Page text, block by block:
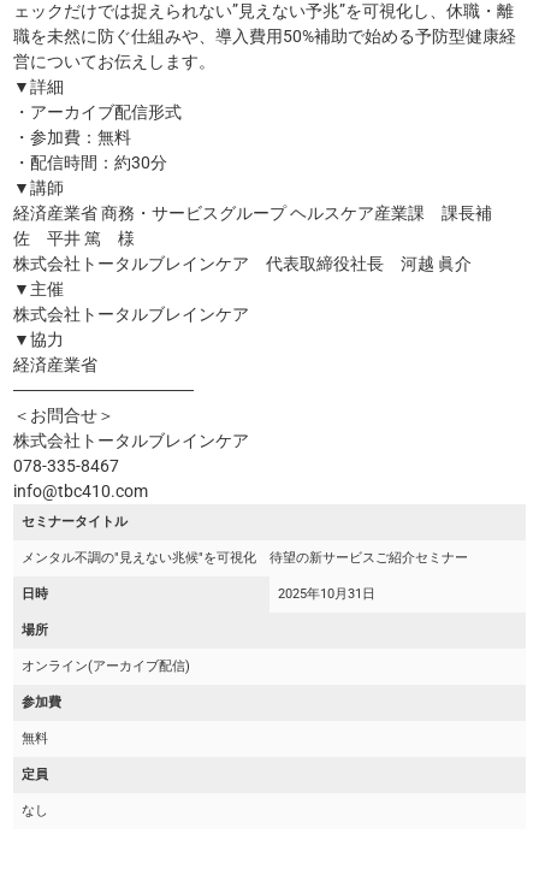
ェックだけでは捉えられない”見えない予兆”を可視化し、休職・離
職を未然に防ぐ仕組みや、導入費用50%補助で始める予防型健康経
営についてお伝えします。
▼詳細
・アーカイブ配信形式
・参加費：無料
・配信時間：約30分
▼講師
経済産業省 商務・サービスグループ ヘルスケア産業課 課長補
佐 平井 篤 様
株式会社トータルブレインケア 代表取締役社長 河越 眞介
▼主催
株式会社トータルブレインケア
▼協力
経済産業省
───────────────
＜お問合せ＞
株式会社トータルブレインケア
078-335-8467
info@tbc410.com
セミナータイトル
メンタル不調の"見えない兆候"を可視化 待望の新サービスご紹介セミナー
日時 2025年10月31日
場所
オンライン(アーカイブ配信)
参加費
無料
定員
なし